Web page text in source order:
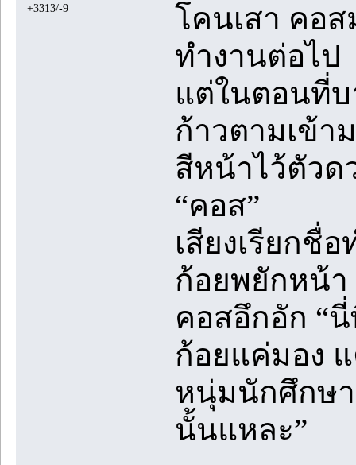
+3313/-9
โคนเสา คอ
ทำงานต่อไป
แต่ในตอนที่
ก้าวตามเข้า
สีหน้าไว้ตัวด
“คอส”
เสียงเรียกชื่
ก้อยพยักหน้า
คอสอึกอัก “
ก้อยแค่มอง
หนุ่มนักศึกษา
นั้นแหละ”